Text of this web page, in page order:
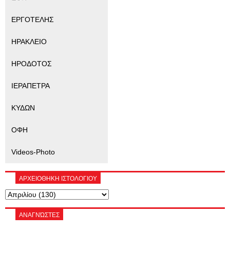
ΕΡΓΟΤΕΛΗΣ
ΗΡΑΚΛΕΙΟ
ΗΡΟΔΟΤΟΣ
ΙΕΡΑΠΕΤΡΑ
ΚΥΔΩΝ
ΟΦΗ
Videos-Photo
ΑΡΧΕΙΟΘΗΚΗ ΙΣΤΟΛΟΓΙΟΥ
ΑΝΑΓΝΏΣΤΕΣ